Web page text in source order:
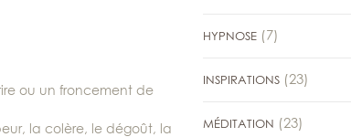
ou un froncement de
la colère, le dégoût, la
HYPNOSE(7)
INSPIRATIONS(23)
MÉDITATION (23)